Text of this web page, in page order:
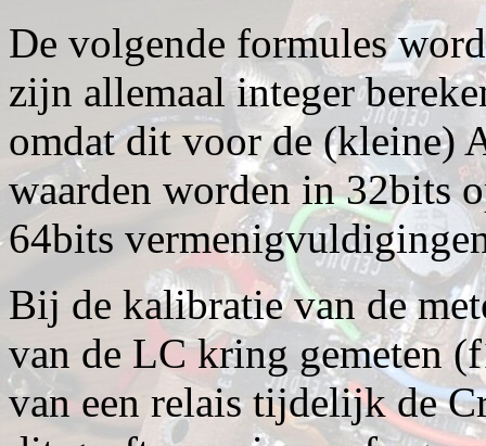
De volgende formules
zijn allemaal integer
omdat dit voor de (kleine)
waarden worden in 32bits
64bits
Bij de kalibratie van de
van de LC kring gemeten
van een relais tijdelijk de